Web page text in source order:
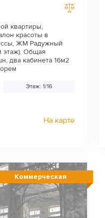
квартиры,
красоты в
ЖМ Радужный
этаж). Общая
два кабинета 16м2
Этаж: 1/16
На карте
Коммерческая